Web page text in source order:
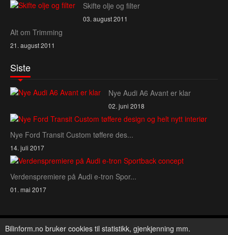
Skifte olje og filter
03. august 2011
Alt om Trimming
21. august 2011
Siste
Nye Audi A6 Avant er klar
02. juni 2018
Nye Ford Transit Custom tøffere des...
14. juli 2017
Verdenspremiere på Audi e‑tron Spor...
01. mai 2017
Copyright © 2026 Bilinform. All Rights Reserved.
Bilinform.no bruker cookies til statistikk, gjenkjenning mm.